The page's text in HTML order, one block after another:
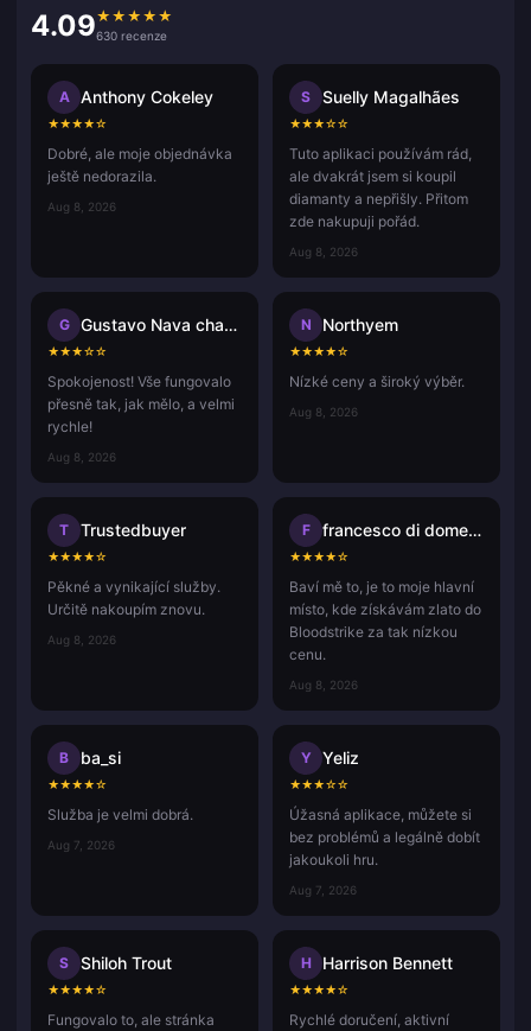
4.09★ ★ ★ ★ ★
630 recenze
A Anthony Cokeley
★★★★☆
Dobré, ale moje objednávka
ještě nedorazila.
Aug 8, 2026
S Suelly Magalhães
★★★☆☆
Tuto aplikaci používám rád,
ale dvakrát jsem si koupil
diamanty a nepřišly. Přitom
zde nakupuji pořád.
Aug 8, 2026
G Gustavo Nava chavez
★★★☆☆
Spokojenost! Vše fungovalo
přesně tak, jak mělo, a velmi
rychle!
Aug 8, 2026
N Northyem
★★★★☆
Nízké ceny a široký výběr.
Aug 8, 2026
T Trustedbuyer
★★★★☆
Pěkné a vynikající služby.
Určitě nakoupím znovu.
Aug 8, 2026
F francesco di domenico
★★★★☆
Baví mě to, je to moje hlavní
místo, kde získávám zlato do
Bloodstrike za tak nízkou
cenu.
Aug 8, 2026
B ba_si
★★★★☆
Služba je velmi dobrá.
Aug 7, 2026
Y Yeliz
★★★☆☆
Úžasná aplikace, můžete si
bez problémů a legálně dobít
jakoukoli hru.
Aug 7, 2026
S Shiloh Trout
★★★★☆
Fungovalo to, ale stránka
H Harrison Bennett
★★★★☆
Rychlé doručení, aktivní